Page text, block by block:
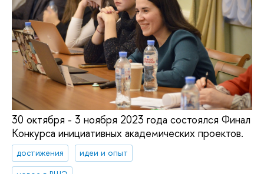
30 октября - 3 ноября 2023 года состоялся Финал
Конкурса инициативных академических проектов.
достижения
идеи и опыт